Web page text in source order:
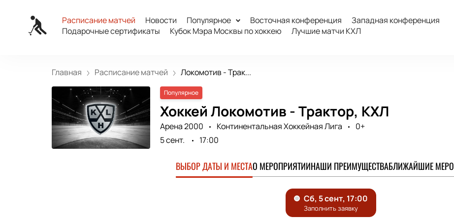
Расписание матчей Новости Популярное Восточная конференция
Западная конференция
Подарочные сертификаты
Кубок Мэра Москвы по хоккею Лучшие матчи КХЛ
Главная Расписание матчей Локомотив - Трак...
Популярное
Хоккей Локомотив - Трактор, КХЛ
Арена 2000 Континентальная Хоккейная Лига
0+
5 сент.
17:00
ВЫБОР ДАТЫ И МЕСТАО МЕРОПРИЯТИИНАШИ ПРЕИМУЩЕСТВАБЛИЖАЙШИЕ